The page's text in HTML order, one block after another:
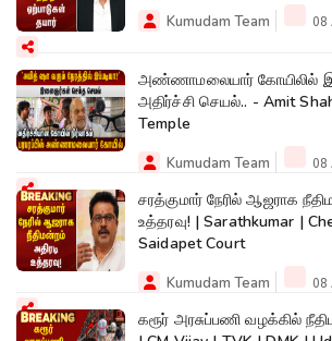
Kumudam Team 08
அண்ணாமலையார் கோயிலில்
அதிர்ச்சி செயல்.. - Amit
Temple
Kumudam Team 08
சரத்குமார் நேரில் ஆஜராக
உத்தரவு! | Sarathkumar |
Saidapet Court
Kumudam Team 08
கரூர் அரசுப்பணி வழக்கில்